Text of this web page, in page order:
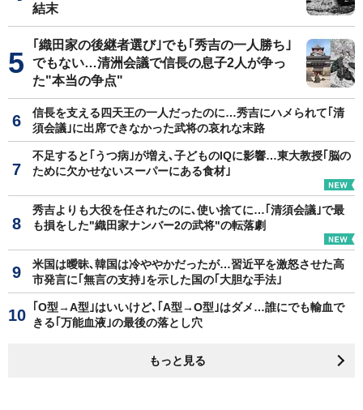
結末
｢織田家の後継者選び｣でも｢秀吉の一人勝ち｣
でもない…清洲会議で信長の息子2人が争っ
た"本当の争点"
信長を支える四天王の一人だったのに…秀吉にハメられて｢清
須会議｣に出席できなかった武将の哀れな末路
不足すると｢うつ病｣が増え､子どものIQに影響…東大教授｢脳の
ために欠かせないスーパーにある食材｣
秀吉よりも大役を任されたのに､使い捨てに…｢清須会議｣で最
も損をした"織田家ナンバー2の武将"の転落劇
米国は曖昧､韓国は冷ややかだったが…習近平を激怒させた高
市発言に｢無言の支持｣を示した国の｢大胆な手法｣
｢O型→A型｣はいいけど､｢A型→O型｣はダメ…誰にでも輸血で
きる｢万能血液｣の最後の落とし穴
もっと見る